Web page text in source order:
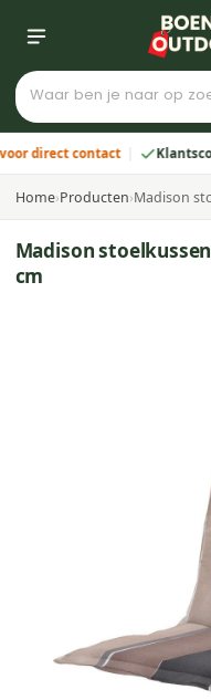
contact Klantscore
Home›Producten›Madison
Madison
cm